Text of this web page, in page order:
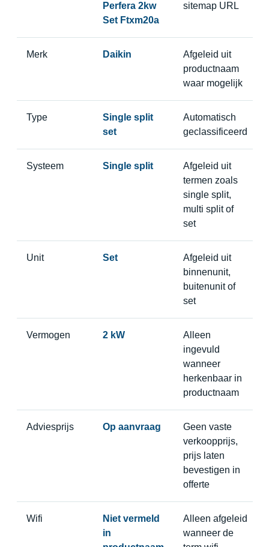
Perfera 2kw
Set Ftxm20a
sitemap URL
Merk Daikin
Afgeleid uit
productnaam
waar mogelijk
Type
Single split
set
Automatisch
geclassificeerd
Systeem Single split
Afgeleid uit
termen zoals
single split,
multi split of
set
Unit Set
Afgeleid uit
binnenunit,
buitenunit of
set
Vermogen 2 kW
Alleen
ingevuld
wanneer
herkenbaar in
productnaam
Adviesprijs Op aanvraag
Geen vaste
verkoopprijs,
prijs laten
bevestigen in
offerte
Wifi
Niet vermeld
in
Alleen afgeleid
wanneer de